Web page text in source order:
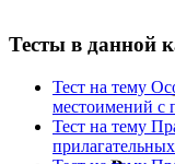
Тесты в данной
Тест на тему
местоимений с
Тест на тему
прилагательных